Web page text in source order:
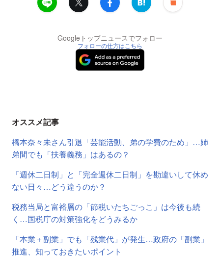
Googleトップニュースでフォロー
フォローの仕方はこちら
オススメ記事
橋本奈々未さん引退「芸能活動、弟の学費のため」…姉
弟間でも「扶養義務」はあるの？
「週休二日制」と「完全週休二日制」を勘違いして休め
ない日々…どう違うのか？
税務当局と富裕層の「節税いたちごっこ」は今後も続
く…国税庁の対策強化をどうみるか
「本業＋副業」でも「残業代」が発生…政府の「副業」
推進、知っておきたいポイント